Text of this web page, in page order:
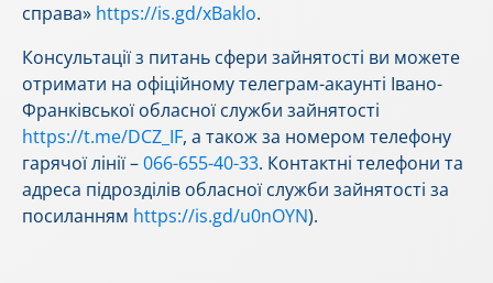
справа» https://is.gd/xBaklo.
Консультації з питань сфери зайнятості ви можете
отримати на офіційному телеграм-акаунті Івано-
Франківської обласної служби зайнятості
https://t.me/DCZ_IF, а також за номером телефону
гарячої лінії –066-655-40-33. Контактні телефони та
адреса підрозділів обласної служби зайнятості за
посиланням https://is.gd/u0nOYN).